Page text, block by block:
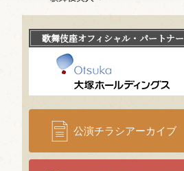
歌舞伎座オフィシャル・パートナー
公演チラシアーカイブ